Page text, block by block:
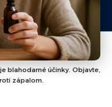
blahodarné účinky. Objavte,
zápalom.